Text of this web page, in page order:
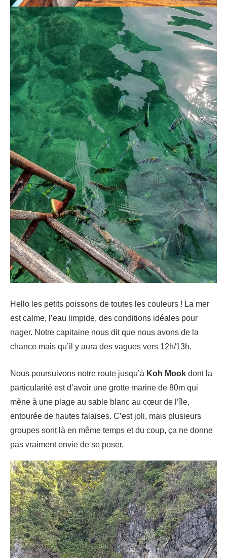
Hello les petits poissons de toutes les couleurs ! La mer
est calme, l’eau limpide, des conditions idéales pour
nager. Notre capitaine nous dit que nous avons de la
chance mais qu’il y aura des vagues vers 12h/13h.
Nous poursuivons notre route jusqu’à Koh Mook dont la
particularité est d’avoir une grotte marine de 80m qui
mène à une plage au sable blanc au cœur de l’île,
entourée de hautes falaises. C’est joli, mais plusieurs
groupes sont là en même temps et du coup, ça ne donne
pas vraiment envie de se poser.